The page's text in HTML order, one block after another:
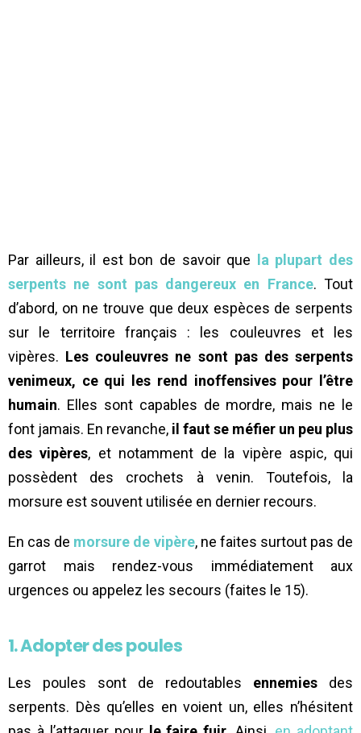
Par ailleurs, il est bon de savoir que
la plupart des
serpents ne sont pas dangereux en France. Tout
d’abord, on ne trouve que deux espèces de serpents
sur le territoire français : les couleuvres et les
vipères. Les couleuvres ne sont pas des serpents
venimeux, ce qui les rend inoffensives pour l’être
humain. Elles sont capables de mordre, mais ne le
font jamais. En revanche, il faut se méfier un peu plus
des vipères, et notamment de la vipère aspic, qui
possèdent des crochets à venin. Toutefois, la
morsure est souvent utilisée en dernier recours.
En cas de morsure de vipère, ne faites surtout pas de
garrot mais rendez-vous immédiatement aux
urgences ou appelez les secours (faites le 15).
1. Adopter des poules
Les poules sont de redoutables ennemies des
serpents. Dès qu’elles en voient un, elles n’hésitent